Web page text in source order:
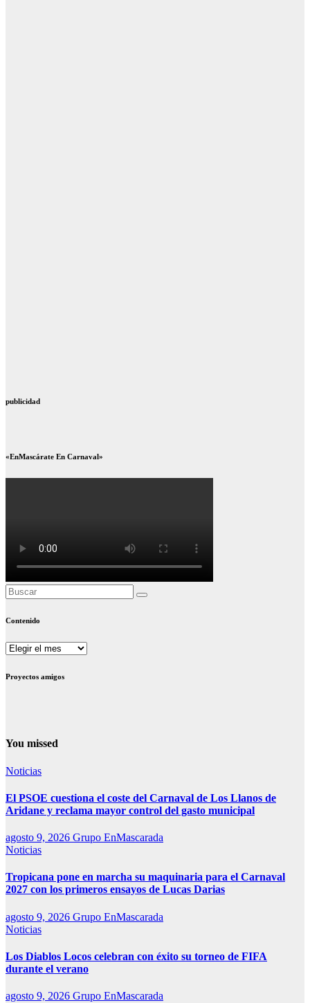
publicidad
«EnMascárate En Carnaval»
Contenido
Contenido
Proyectos amigos
You missed
Noticias
El PSOE cuestiona el coste del Carnaval de Los Llanos de
Aridane y reclama mayor control del gasto municipal
agosto 9, 2026 Grupo EnMascarada
Noticias
Tropicana pone en marcha su maquinaria para el Carnaval
2027 con los primeros ensayos de Lucas Darias
agosto 9, 2026 Grupo EnMascarada
Noticias
Los Diablos Locos celebran con éxito su torneo de FIFA
durante el verano
agosto 9, 2026 Grupo EnMascarada